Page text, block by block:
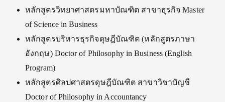
หลักสูตรวิทยาศาสตรมหาบัณฑิต สาขาธุรกิจ Master
of Science in Business
หลักสูตรบริหารธุรกิจดุษฎีบัณฑิต (หลักสูตรภาษา
อังกฤษ) Doctor of Philosophy in Business (English
Program)
หลักสูตรศิลปศาสตรดุษฎีบัณฑิต สาขาวิชาบัญชี
Doctor of Philosophy in Accountancy